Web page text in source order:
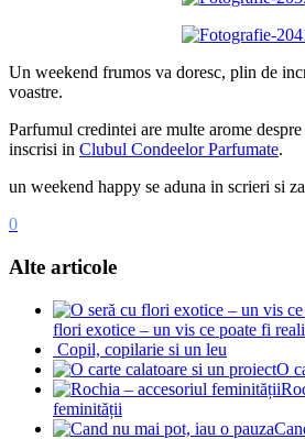
Un weekend frumos va doresc, plin de
voastre.
Parfumul credintei are multe arome
inscrisi in Clubul Condeelor Parfumate.
un weekend happy se aduna in scrieri si
0
Alte articole
flori exotice – un vis ce poate fi
Copil, copilarie si un leu
O
feminității